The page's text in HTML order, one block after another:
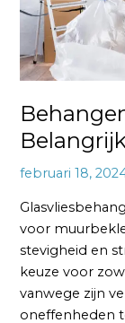
februari 18,
voor
stevigheid en
keuze voor
vanwege zijn
oneffenheden